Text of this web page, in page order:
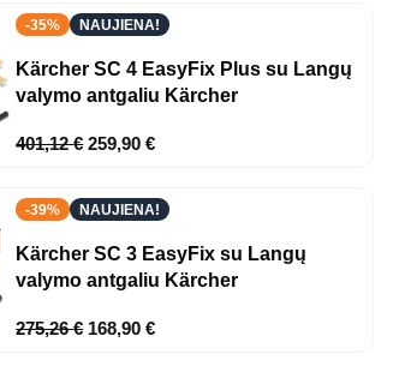
-35% NAUJIENA!
Kärcher SC 4 EasyFix Plus su Langų
valymo antgaliu Kärcher
401,12€ 259,90€
-39% NAUJIENA!
Kärcher SC 3 EasyFix su Langų
valymo antgaliu Kärcher
275,26€ 168,90€